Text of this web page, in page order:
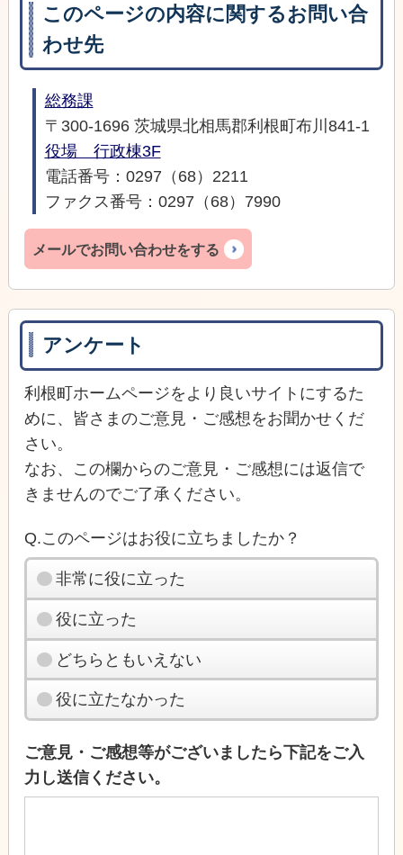
このページの内容に関するお問い合
わせ先
総務課
〒300-1696 茨城県北相馬郡利根町布川841-1
役場 行政棟3F
電話番号：0297（68）2211
ファクス番号：0297（68）7990
メールでお問い合わせをする
アンケート
利根町ホームページをより良いサイトにするた
めに、皆さまのご意見・ご感想をお聞かせくだ
さい。
なお、この欄からのご意見・ご感想には返信で
きませんのでご了承ください。
Q.このページはお役に立ちましたか？
非常に役に立った
役に立った
どちらともいえない
役に立たなかった
ご意見・ご感想等がございましたら下記をご入
力し送信ください。